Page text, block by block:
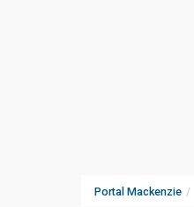
Portal Mackenzie